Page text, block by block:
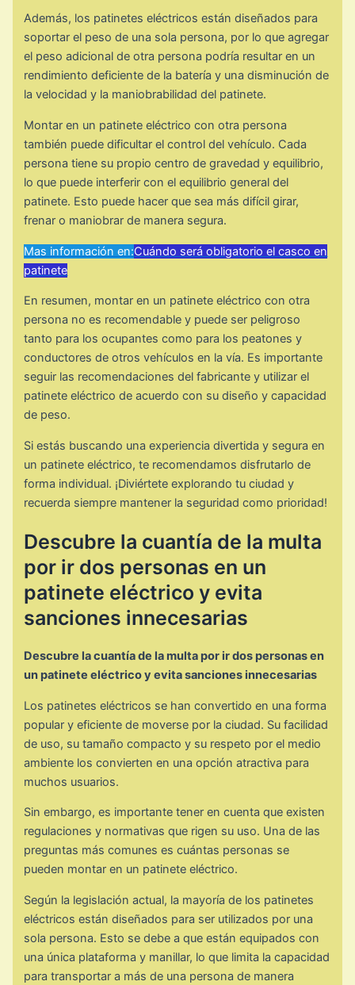
Además, los patinetes eléctricos están diseñados para
soportar el peso de una sola persona, por lo que agregar
el peso adicional de otra persona podría resultar en un
rendimiento deficiente de la batería y una disminución de
la velocidad y la maniobrabilidad del patinete.
Montar en un patinete eléctrico con otra persona
también puede dificultar el control del vehículo. Cada
persona tiene su propio centro de gravedad y equilibrio,
lo que puede interferir con el equilibrio general del
patinete. Esto puede hacer que sea más difícil girar,
frenar o maniobrar de manera segura.
Mas información en:Cuándo será obligatorio el casco en
patinete
En resumen, montar en un patinete eléctrico con otra
persona no es recomendable y puede ser peligroso
tanto para los ocupantes como para los peatones y
conductores de otros vehículos en la vía. Es importante
seguir las recomendaciones del fabricante y utilizar el
patinete eléctrico de acuerdo con su diseño y capacidad
de peso.
Si estás buscando una experiencia divertida y segura en
un patinete eléctrico, te recomendamos disfrutarlo de
forma individual. ¡Diviértete explorando tu ciudad y
recuerda siempre mantener la seguridad como prioridad!
Descubre la cuantía de la multa
por ir dos personas en un
patinete eléctrico y evita
sanciones innecesarias
Descubre la cuantía de la multa por ir dos personas en
un patinete eléctrico y evita sanciones innecesarias
Los patinetes eléctricos se han convertido en una forma
popular y eficiente de moverse por la ciudad. Su facilidad
de uso, su tamaño compacto y su respeto por el medio
ambiente los convierten en una opción atractiva para
muchos usuarios.
Sin embargo, es importante tener en cuenta que existen
regulaciones y normativas que rigen su uso. Una de las
preguntas más comunes es cuántas personas se
pueden montar en un patinete eléctrico.
Según la legislación actual, la mayoría de los patinetes
eléctricos están diseñados para ser utilizados por una
sola persona. Esto se debe a que están equipados con
una única plataforma y manillar, lo que limita la capacidad
para transportar a más de una persona de manera